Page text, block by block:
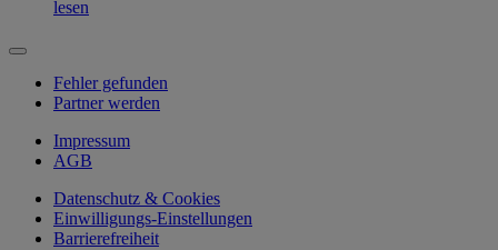
lesen
Fehler gefunden
Partner werden
Impressum
AGB
Datenschutz & Cookies
Einwilligungs-Einstellungen
Barrierefreiheit